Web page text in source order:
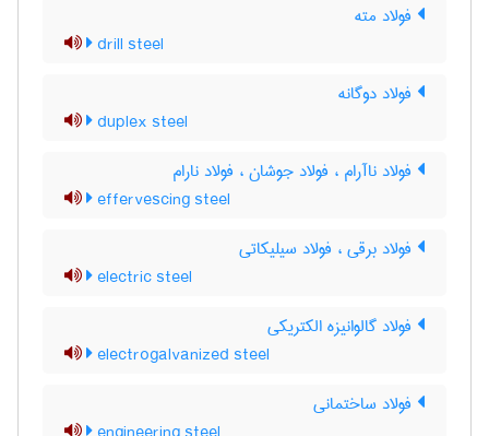
فولاد مته
drill steel
فولاد دوگانه
duplex steel
فولاد ناآرام ، فولاد جوشان ، فولاد نارام
effervescing steel
فولاد برقی ، فولاد سیلیکاتی
electric steel
فولاد گالوانیزه الکتریکی
electrogalvanized steel
فولاد ساختمانی